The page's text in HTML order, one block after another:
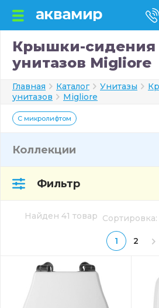
Крышки-сидения
унитазов Migliore
Главная Каталог Унитазы
унитазов
Migliore
С микролифтом
Коллекции
Фильтр
Найден 41 товар
1 2
Сортировка: